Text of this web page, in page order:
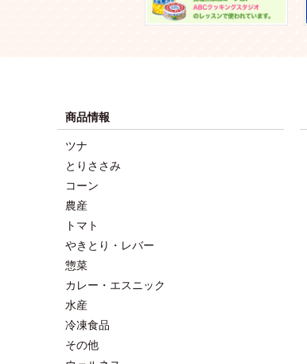
商品情報
ツナ
とりささみ
コーン
農産
トマト
やきとり・レバー
惣菜
カレー・エスニック
水産
冷凍食品
その他